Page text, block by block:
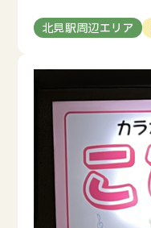
北見駅周辺エリア